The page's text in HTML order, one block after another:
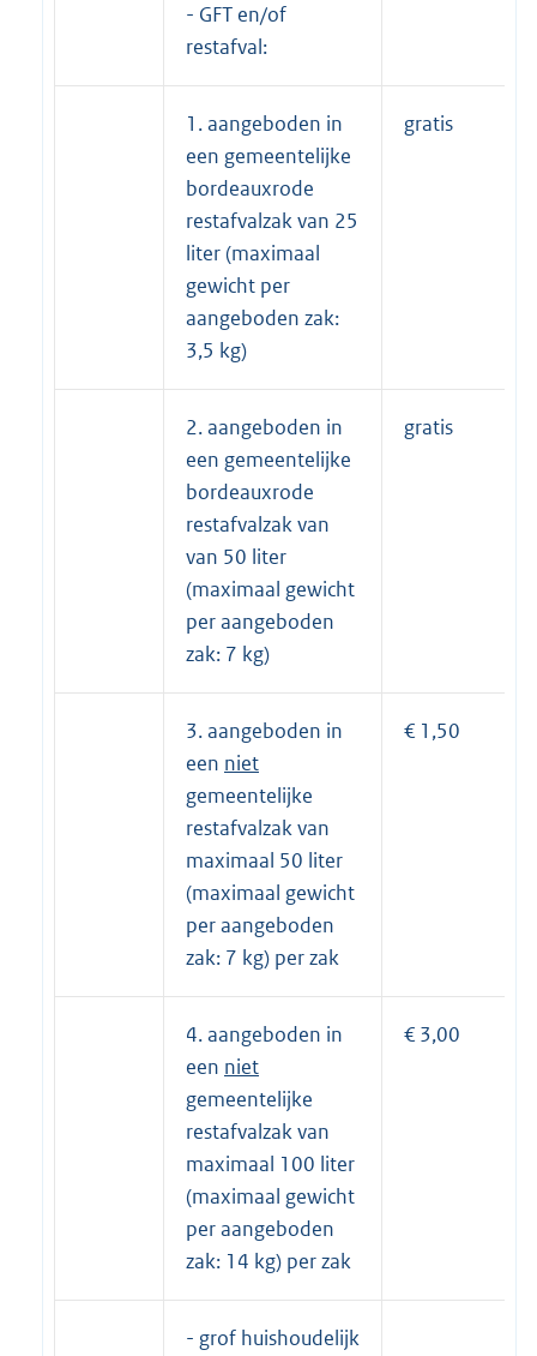
- GFT en/of
restafval:
1. aangeboden in
een gemeentelijke
bordeauxrode
restafvalzak van 25
liter (maximaal
gewicht per
aangeboden zak:
3,5 kg)
gratis
2. aangeboden in
een gemeentelijke
bordeauxrode
restafvalzak van
van 50 liter
(maximaal gewicht
per aangeboden
zak: 7 kg)
gratis
3. aangeboden in
een niet
gemeentelijke
restafvalzak van
maximaal 50 liter
(maximaal gewicht
per aangeboden
zak: 7 kg) per zak
€ 1,50
4. aangeboden in
een niet
gemeentelijke
restafvalzak van
maximaal 100 liter
(maximaal gewicht
per aangeboden
zak: 14 kg) per zak
€ 3,00
- grof huishoudelijk